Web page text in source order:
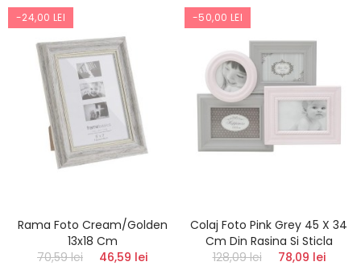
-24,00 LEI
Rama Foto Cream/Golden
13x18 Cm
70,59 lei
46,59 lei
-50,00 LEI
Colaj Foto Pink Grey 45 X 34
Cm Din Rasina Si Sticla
128,09 lei
78,09 lei